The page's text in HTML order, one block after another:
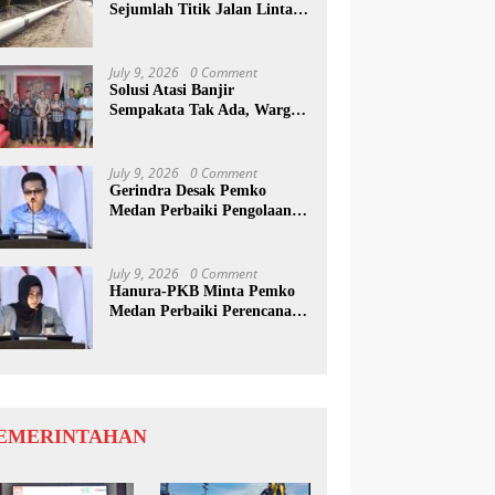
Sejumlah Titik Jalan Lintas
meningkatkan Kewaspadaan
July 9, 2026 0 Comment
Solusi Atasi Banjir
Sempakata Tak Ada, Warga
July 9, 2026 0 Comment
Gerindra Desak Pemko
Medan Perbaiki Pengolaan
July 9, 2026 0 Comment
Hanura-PKB Minta Pemko
Medan Perbaiki Perencanaan